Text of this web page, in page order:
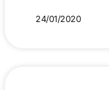
24/01/2020